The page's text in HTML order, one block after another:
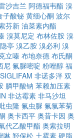
沙吉兰 阿德福韦酯 溴
子酸铋 黄细心酮 波尔
芬新 油菜素内酯
溴莫尼定 布林佐胺 溴
亭 溴乙胺 溴必利 溴
立嗪 布地奈德 布氏酮
尼 氟脲嘧啶 粉唑醇 福
非诺多泮 双
膦甲酸钠 苯赖加压素
非达霉素 非马沙坦
虫隆 氟虫脲 氟氯苯菊
奥卡西平 奥昔卡因 奥
代乙酸甲酯 奥索拉明
啉 羟保松 土霉素 硬脂